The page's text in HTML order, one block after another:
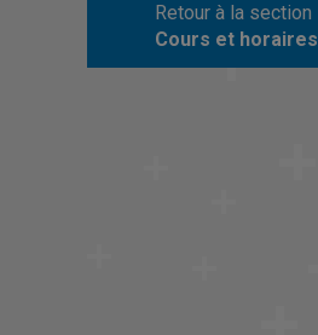
Retour à la section
Cours et horaires